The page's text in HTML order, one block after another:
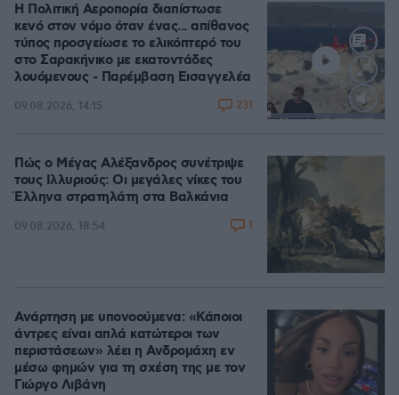
Loaded
Η Πολιτική Αεροπορία διαπίστωσε
κενό στον νόμο όταν ένας... απίθανος
τύπος προσγείωσε το ελικόπτερό του
στο Σαρακήνικο με εκατοντάδες
λουόμενους - Παρέμβαση Εισαγγελέα
09.08.2026, 14:15 231
Πώς ο Μέγας Αλέξανδρος συνέτριψε
τους Ιλλυριούς: Οι μεγάλες νίκες του
Έλληνα στρατηλάτη στα Βαλκάνια
09.08.2026, 18:54 1
Ανάρτηση με υπονοούμενα: «Κάποιοι
άντρες είναι απλά κατώτεροι των
περιστάσεων» λέει η Ανδρομάχη εν
μέσω φημών για τη σχέση της με τον
Γιώργο Λιβάνη